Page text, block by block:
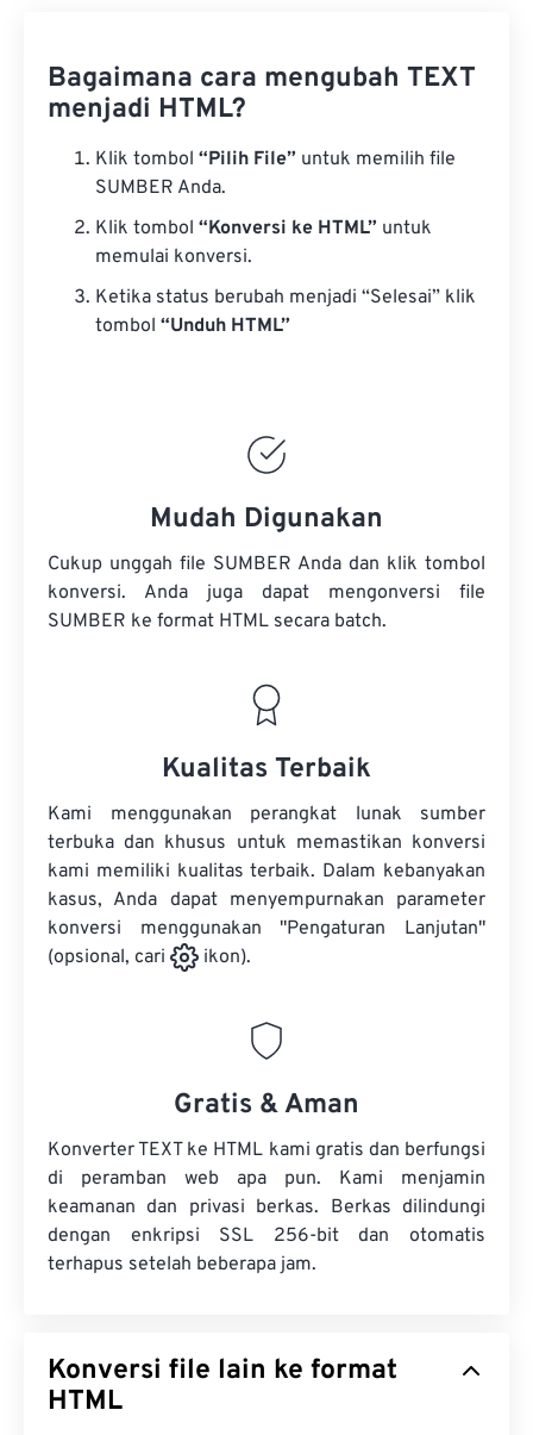
Bagaimana cara mengubah TEXT
menjadi HTML?
Klik tombol “Pilih File” untuk memilih file
SUMBER Anda.
Klik tombol “Konversi ke HTML” untuk
memulai konversi.
Ketika status berubah menjadi “Selesai” klik
tombol “Unduh HTML”
Mudah Digunakan
Cukup unggah file SUMBER Anda dan klik tombol
konversi. Anda juga dapat mengonversi file
SUMBER ke format HTML secara batch.
Kualitas Terbaik
Kami menggunakan perangkat lunak sumber
terbuka dan khusus untuk memastikan konversi
kami memiliki kualitas terbaik. Dalam kebanyakan
kasus, Anda dapat menyempurnakan parameter
konversi menggunakan "Pengaturan Lanjutan"
(opsional, cari
ikon).
Gratis & Aman
Konverter TEXT ke HTML kami gratis dan berfungsi
di peramban web apa pun. Kami menjamin
keamanan dan privasi berkas. Berkas dilindungi
dengan enkripsi SSL 256-bit dan otomatis
terhapus setelah beberapa jam.
Konversi file lain ke format
HTML